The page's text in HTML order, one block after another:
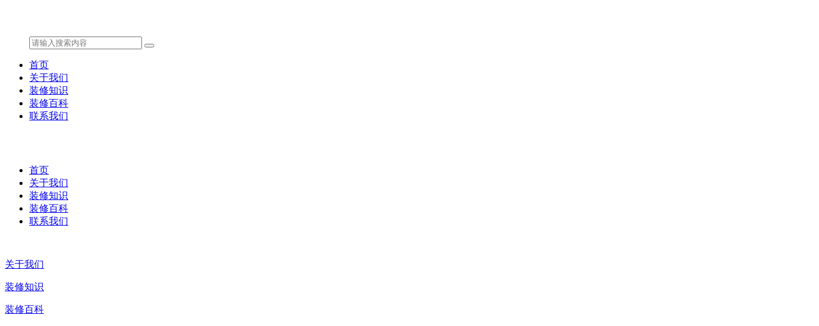
首页
关于我们
装修知识
装修百科
联系我们
首页
关于我们
装修知识
装修百科
联系我们
关于我们
装修知识
装修百科